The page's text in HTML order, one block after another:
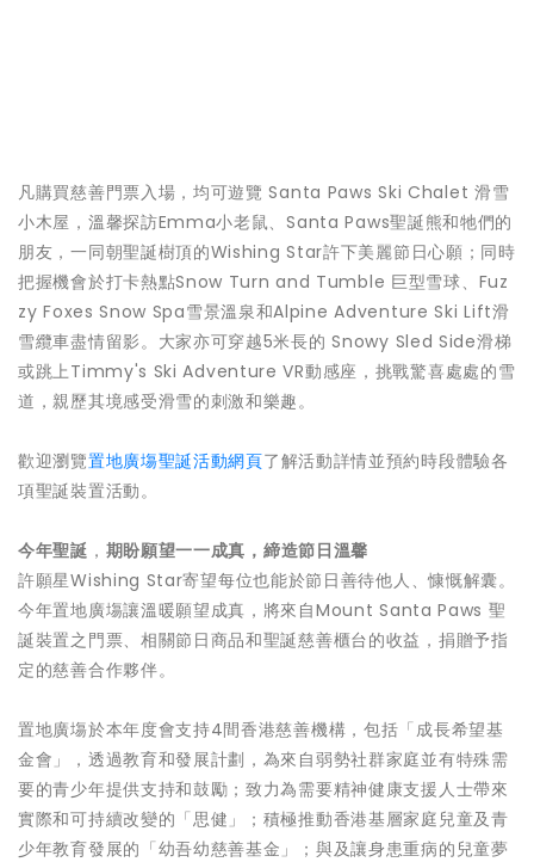
凡購買慈善門票入場，均可遊覽 Santa Paws Ski Chalet 滑雪
小木屋，溫馨探訪Emma小老鼠、Santa Paws聖誕熊和牠們的
朋友，一同朝聖誕樹頂的Wishing Star許下美麗節日心願；同時
把握機會於打卡熱點Snow Turn and Tumble 巨型雪球、Fuz
zy Foxes Snow Spa雪景溫泉和Alpine Adventure Ski Lift滑
雪纜車盡情留影。大家亦可穿越5米長的 Snowy Sled Side滑梯
或跳上Timmy's Ski Adventure VR動感座，挑戰驚喜處處的雪
道，親歷其境感受滑雪的刺激和樂趣。
歡迎瀏覽置地廣塲聖誕活動網頁了解活動詳情並預約時段體驗各
項聖誕裝置活動。
今年聖誕 ， 期盼願望一一成真 ， 締造節日溫馨
許願星Wishing Star寄望每位也能於節日善待他人、慷慨解囊。
今年置地廣塲讓溫暖願望成真，將來自Mount Santa Paws 聖
誕裝置之門票、相關節日商品和聖誕慈善櫃台的收益，捐贈予指
定的慈善合作夥伴。
置地廣塲於本年度會支持4間香港慈善機構，包括「成長希望基
金會」，透過教育和發展計劃，為來自弱勢社群家庭並有特殊需
要的青少年提供支持和鼓勵；致力為需要精神健康支援人士帶來
實際和可持續改變的「思健」；積極推動香港基層家庭兒童及青
少年教育發展的「幼吾幼慈善基金」；與及讓身患重病的兒童夢